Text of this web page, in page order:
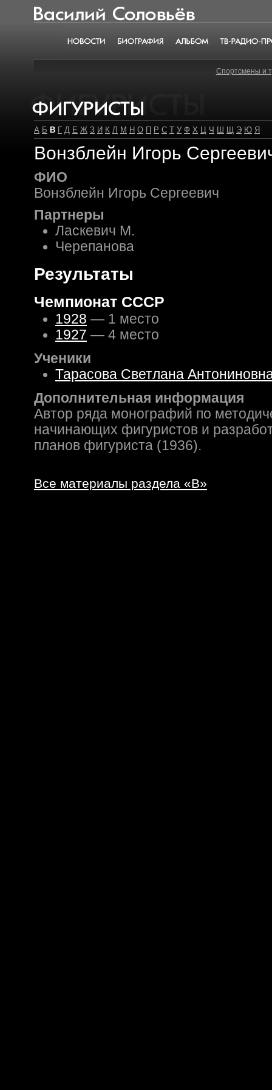
Василий Соловьёв
Новости Биография Альбом ТВ-радио-
Спортсмены и
Фигуристы
А Б В Г Д Е Ж З И К Л М Н О П Р С Т У Ф Х Ч Э Ю Я
Вонзблейн Игорь
ФИО
Вонзблейн Игорь Сергеевич
Партнеры
Ласкевич М.
Черепанова
Результаты
Чемпионат СССР
1928 — 1 место
1927 — 4 место
Ученики
Тарасова Светлана
Дополнительная информация
Автор ряда монографий по
начинающих фигуристов и
планов фигуриста (1936).
Все материалы раздела «В»